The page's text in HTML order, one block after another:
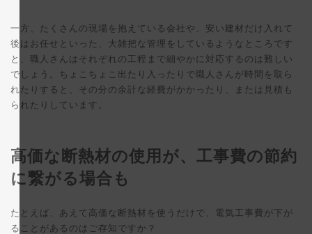
一方、たくさんの現場を抱えている会社や、安い建材だけ入れて
後はお任せといった、大雑把な管理をしているようなところです
と、職人さんはそれぞれの工程まで細やかに対応するのは難しい
でしょう。ちょこちょこ出たり入ったりで職人さんが時間を取ら
れたりすると、その分の余計な経費がかかったり、または見積も
られたりしています。
高価な断熱材の使用が、工事費の節約
に繋がる場合も
たとえば、あえて高価な断熱材を使うだけで、電気工事費が下が
ることがあるのはご存知ですか？